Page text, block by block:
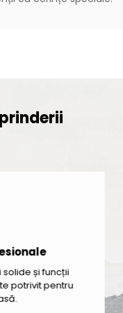
și funcții
potrivit pentru